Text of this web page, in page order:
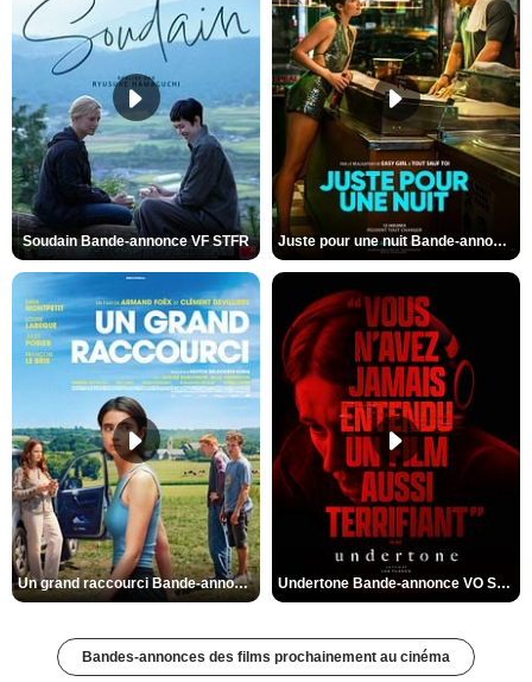
Soudain Bande-annonce VF STFR Juste pour une nuit Bande-annonce VO STFR
Un grand raccourci Bande-annonce VF Undertone Bande-annonce VO STFR
Bandes-annonces des films prochainement au cinéma